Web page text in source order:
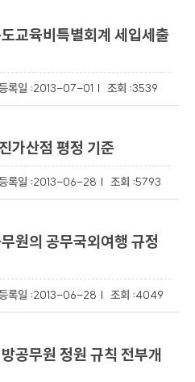
교육비특별회계 세입세출
2013-07-01 3539
가산점 평정 기준
2013-06-28 5793
원의 공무국외여행 규정
2013-06-28 4049
공무원 정원 규칙 전부개